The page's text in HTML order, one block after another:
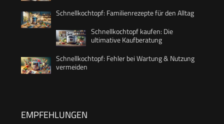
Schnellkochtopf: Familienrezepte für den Alltag
Schnellkochtopf kaufen: Die
ultimative Kaufberatung
Schnellkochtopf: Fehler bei Wartung & Nutzung
vermeiden
EMPFEHLUNGEN